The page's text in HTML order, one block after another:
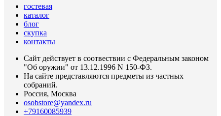
гостевая
каталог
блог
скупка
контакты
Сайт действует в соотвествии с Федеральным законом
"Об оружии" от 13.12.1996 N 150-ФЗ.
На сайте представляются предметы из частных
собраний.
Россия, Москва
osobstore@yandex.ru
+79160085939